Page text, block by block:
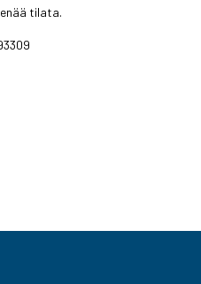
tilata.